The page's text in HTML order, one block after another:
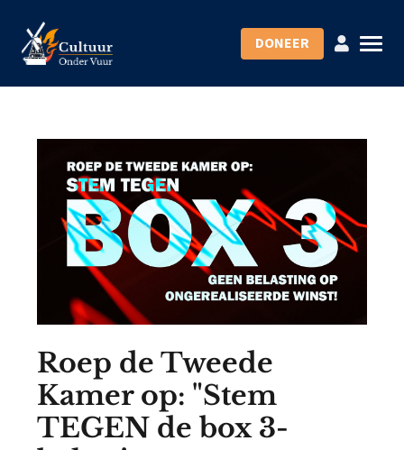
DONEER
Roep de Tweede
Kamer op: "Stem
TEGEN de box 3-